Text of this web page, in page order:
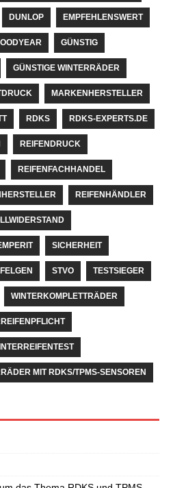
DUNLOP EMPFEHLENSWERT
GÜNSTIG
GÜNSTIGE WINTERRÄDER
MARKENHERSTELLER
RDKS RDKS-EXPERTS.DE
REIFENDRUCK
REIFENFACHHANDEL
REIFENHÄNDLER
SICHERHEIT
STVO TESTSIEGER
WINTERKOMPLETTRÄDER
MIT RDKS/TPMS-SENSOREN